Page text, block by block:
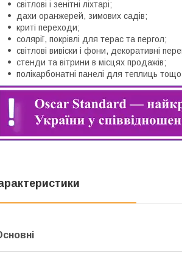
світлові і зенітні ліхтарі;
дахи оранжерей, зимових садів;
криті переходи;
солярії, покрівлі для терас та пергол;
світлові вивіски і фони, декоративні
стенди та вітрини в місцях продажів;
полікарбонатні панелі для теплиць